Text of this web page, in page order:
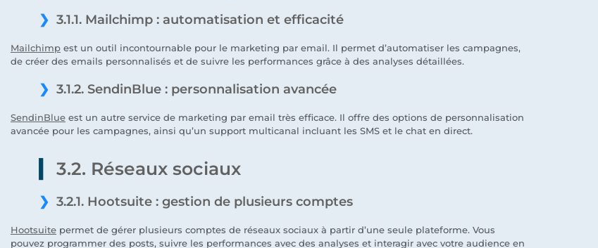
3.1.1. Mailchimp : automatisation et efficacité
Mailchimp est un outil incontournable pour le marketing par email. Il permet d’automatiser les campagnes,
de créer des emails personnalisés et de suivre les performances grâce à des analyses détaillées.
3.1.2. SendinBlue : personnalisation avancée
SendinBlue est un autre service de marketing par email très efficace. Il offre des options de personnalisation
avancée pour les campagnes, ainsi qu’un support multicanal incluant les SMS et le chat en direct.
3.2. Réseaux sociaux
3.2.1. Hootsuite : gestion de plusieurs comptes
Hootsuite permet de gérer plusieurs comptes de réseaux sociaux à partir d’une seule plateforme. Vous
pouvez programmer des posts, suivre les performances avec des analyses et interagir avec votre audience en